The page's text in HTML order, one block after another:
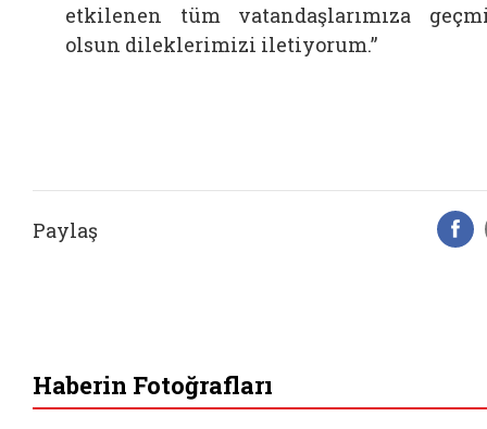
etkilenen tüm vatandaşlarımıza
olsun dileklerimizi iletiyorum.”
Paylaş
Haberin Fotoğrafları